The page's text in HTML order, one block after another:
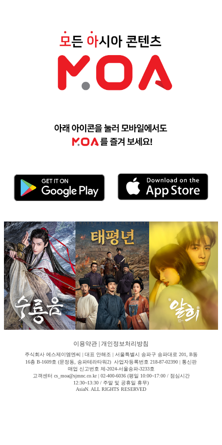
이용약관 개인정보처리방침
주식회사 에스제이엠엔씨 | 대표 안해조 | 서울특별시 송파구 송파대로 201, B동
16층 B-1609호 (문정동, 송파테라타워2) 사업자등록번호 218-87-02390 | 통신판
매업 신고번호 제-2024-서울송파-3233호
고객센터 cs_moa@sjmnc.co.kr | 02-400-6036 (평일 10:00~17:00 / 점심시간
12:30~13:30 / 주말 및 공휴일 휴무)
AsiaN. ALL RIGHTS RESERVED